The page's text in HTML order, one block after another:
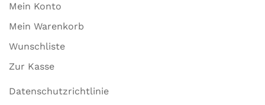
Mein Konto
Mein Warenkorb
Wunschliste
Zur Kasse
Datenschutzrichtlinie